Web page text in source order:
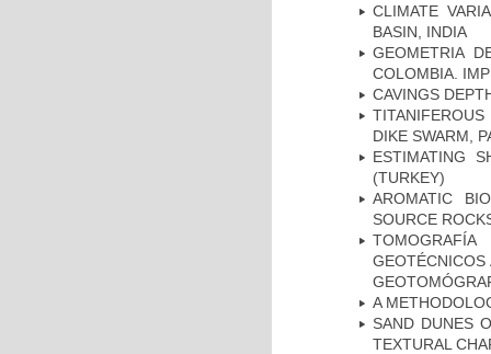
CLIMATE
BASIN, INDIA
GEOMETRIA
COLOMBIA.
CAVINGS
DIKE SWARM,
ESTIMATING
(TURKEY)
AROMATIC
SOURCE
A
SAND DUNES
TEXTURAL